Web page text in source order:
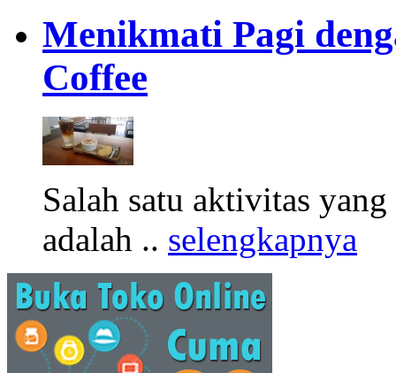
Menikmati Pagi
Coffee
Salah satu aktivitas
adalah .. selengkapnya